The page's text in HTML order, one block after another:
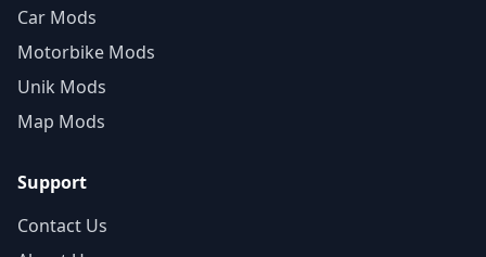
Car Mods
Motorbike Mods
Unik Mods
Map Mods
Support
Contact Us